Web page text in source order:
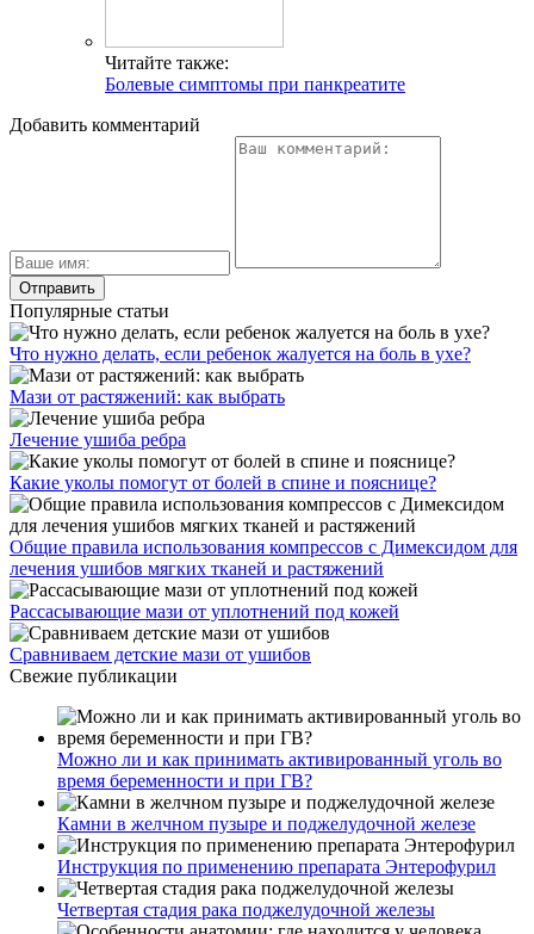
Читайте также:
Болевые симптомы при панкреатите
Добавить комментарий
Популярные статьи
Что нужно делать, если ребенок жалуется на боль в ухе?
Мази от растяжений: как выбрать
Лечение ушиба ребра
Какие уколы помогут от болей в спине и пояснице?
Общие правила использования компрессов с Димексидом для
лечения ушибов мягких тканей и растяжений
Рассасывающие мази от уплотнений под кожей
Сравниваем детские мази от ушибов
Свежие публикации
Можно ли и как принимать активированный уголь во
время беременности и при ГВ?
Камни в желчном пузыре и поджелудочной железе
Инструкция по применению препарата Энтерофурил
Четвертая стадия рака поджелудочной железы